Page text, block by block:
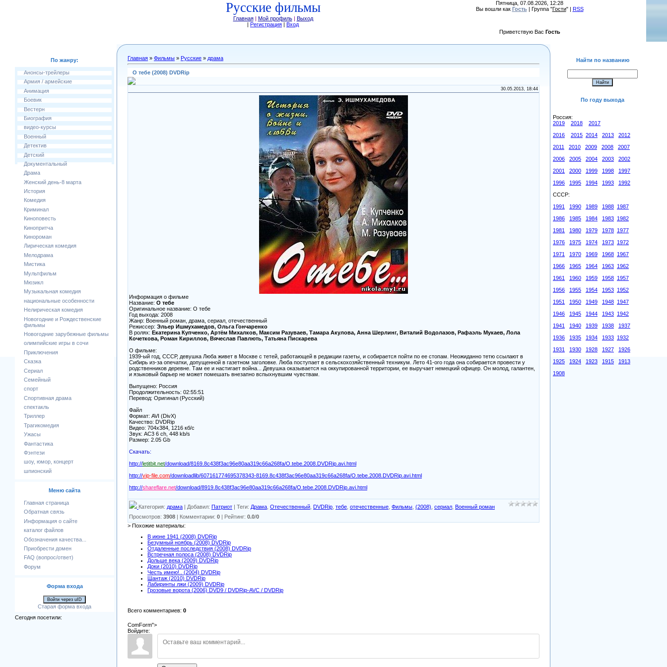
Русские фильмы
Главная| Мой профиль| Выход
| Регистрация | Вход
Пятница, 07.08.2026, 12:28
Вы вошли как Гость| Группа "Гости" | RSS
Приветствую Вас Гость
По жанру:
Анонсы-трейлеры
Армия / армейские
Анимация
Боевик
Вестерн
Биография
видео-курсы
Военный
Детектив
Детский
Документальный
Драма
Женский день-8 марта
История
Комедия
Криминал
Киноповесть
Кинопритча
Кинороман
Лирическая комедия
Мелодрама
Мистика
Мультфильм
Мюзикл
Музыкальная комедия
национальные особенности
Нелирическая комедия
Новогодние и Рождественские
фильмы
Новогодние зарубежные фильмы
олимпийские игры в сочи
Приключения
Сказка
Сериал
Семейный
спорт
Спортивная драма
спектакль
Триллер
Трагикомедия
Ужасы
Фантастика
Фэнтези
шоу, юмор, концерт
шпионский
Меню сайта
Главная страница
Обратная связь
Информация о сайте
каталог файлов
Обозначения качества...
Приобрести домен
FAQ (вопрос/ответ)
Форум
Форма входа
Войти через uID
Старая форма входа
Сегодня посетили:
Главная » Фильмы » Русские » драма
О тебе (2008) DVDRip
30.05.2013, 18:44
Информация о фильме
Название: О тебе
Оригинальное название: О тебе
Год выхода: 2008
Жанр: Военный роман, драма, сериал, отечественный
Режиссер: Эльер Ишмухамедов, Ольга Гончаренко
В ролях: Екатерина Купченко, Артём Михалков, Максим Разуваев, Тамара Акулова, Анна Шерлинг, Виталий Водолазов, Рафаэль Мукаев, Лола
Кочеткова, Роман Кириллов, Вячеслав Павлють, Татьяна Пискарева
О фильме:
1939-ый год, СССР, девушка Люба живет в Москве с тетей, работающей в редакции газеты, и собирается пойти по ее стопам. Неожиданно тетю ссылают в
Сибирь из-за опечатки, допущенной в газетном заголовке. Люба поступает в сельскохозяйственный техникум. Лето 41-ого года она собирается провести у
родственников деревне. Там ее и настигает война... Девушка оказывается на оккупированной территории, ее выручает немецкий офицер. Он молод, галантен,
и языковый барьер не может помешать внезапно вспыхнувшим чувствам.
Выпущено: Россия
Продолжительность: 02:55:51
Перевод: Оригинал (Русский)
Файл
Формат: AVI (DivX)
Качество: DVDRip
Видео: 704x384, 1216 кб/с
Звук: AC3 6 ch, 448 kb/s
Размер: 2.05 Gb
Скачать:
http://letitbit.net/download/8169.8c438f3ac96e80aa319c66a268fa/O.tebe.2008.DVDRip.avi.html
http://vip-file.com/downloadlib/607161774695378343-8169.8c438f3ac96e80aa319c66a268fa/O.tebe.2008.DVDRip.avi.html
http://shareflare.net/download/8919.8c438f3ac96e80aa319c66a268fa/O.tebe.2008.DVDRip.avi.html
Категория: драма | Добавил: Патриот | Теги: Драма Отечественный DVDRip тебе отечественные Фильмы (2008) сериал Военный роман
Просмотров: 3908 | Комментарии: 0 | Рейтинг: 0.0/0
> Похожие материалы:
В июне 1941 (2008) DVDRip
Безумный ноябрь (2008) DVDRip
Отдаленные последствия (2008) DVDRip
Встречная полоса (2008) DVDRip
Дольше века (2009) DVDRip
Доки (2010) DVDRip
Честь имею!.. (2004) DVDRip
Шантаж (2010) DVDRip
Лабиринты лжи (2009) DVDRip
Грозовые ворота (2006) DVD9 / DVDRip-AVC / DVDRip
Всего комментариев: 0
ComForm">
Войдите:
Найти по названию
По году выхода
Россия:
2019
2018
2017
2016
2015 2014 2013
2012
2011
2010 2009 2008
2007
2006
2005 2004 2003
2002
2001
2000 1999 1998
1997
1996
1995 1994 1993
1992
СССР:
1991
1990 1989 1988 1987
1986
1985 1984 1983 1982
1981
1980 1979 1978 1977
1976
1975 1974 1973 1972
1971
1970 1969 1968 1967
1966
1965 1964 1963 1962
1961
1960 1959 1958 1957
1956
1955 1954 1953 1952
1951
1950 1949 1948 1947
1946
1945 1944 1943 1942
1941
1940 1939 1938
1937
1936
1935 1934 1933 1932
1931
1930 1928 1927
1926
1925
1924 1923 1915
1913
1908